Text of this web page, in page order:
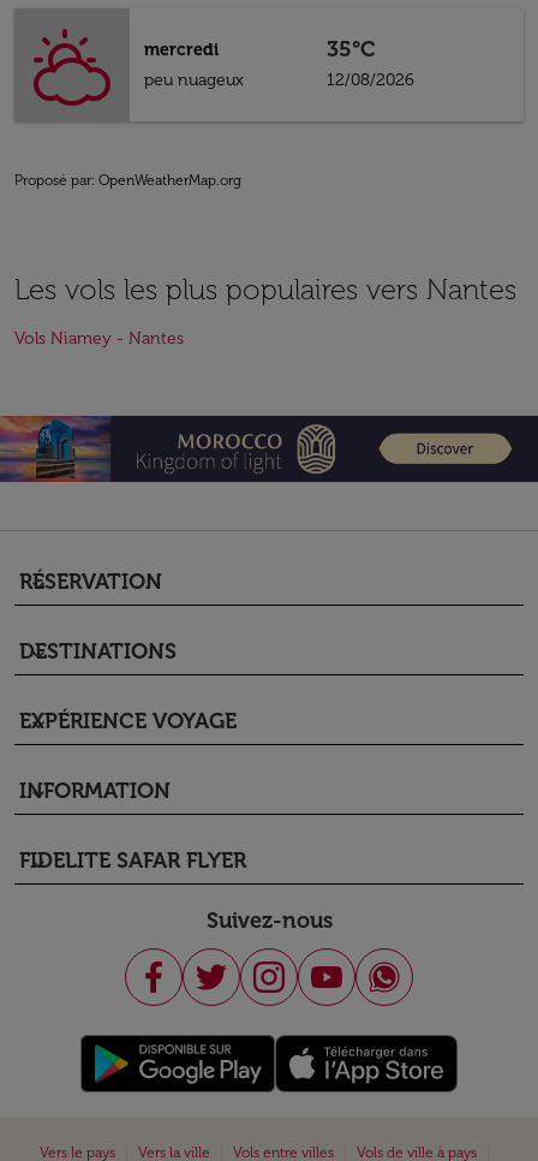
mercredi
peu nuageux
35°C
12/08/2026
Proposé par: OpenWeatherMap.org
Les vols les plus populaires vers Nantes
Vols Niamey - Nantes
RÉSERVATION
keyboard_arrow_down
DESTINATIONS
keyboard_arrow_down
EXPÉRIENCE VOYAGE
keyboard_arrow_down
INFORMATION
keyboard_arrow_down
FIDELITE SAFAR FLYER
keyboard_arrow_down
Suivez-nous
Vers le pays Vers la ville Vols entre villes Vols de ville à pays